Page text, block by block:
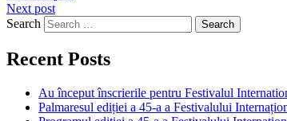
Next post
Search
Recent Posts
Au început înscrierile pentru Festivalul
Palmaresul ediției a 45-a a Festivalului